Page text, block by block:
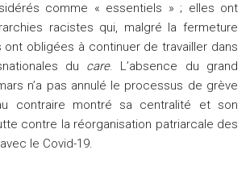
comme « essentiels » ; elles ont
racistes qui, malgré la fermeture
obligées à continuer de travailler dans
du care. L’absence du grand
n’a pas annulé le processus de grève
contraire montré sa centralité et son
contre la réorganisation patriarcale des
le Covid-19.